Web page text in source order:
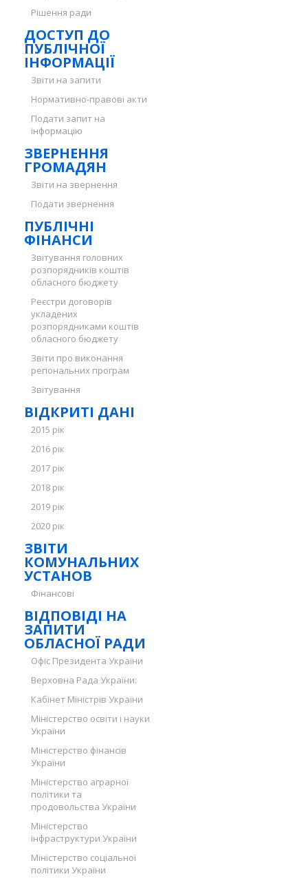
Рішення ради
ДОСТУП ДО
ПУБЛІЧНОЇ
ІНФОРМАЦІЇ
Звіти на запити
Нормативно-правові акти
Подати запит на
інформацію
ЗВЕРНЕННЯ
ГРОМАДЯН
Звіти на звернення
Подати звернення
ПУБЛІЧНІ
ФІНАНСИ
Звітування головних
розпорядників коштів
обласного бюджету
Реєстри договорів
укладених
розпорядниками коштів
обласного бюджету
Звіти про виконання
регіональних програм
Звітування
ВІДКРИТІ ДАНІ
2015 рік
2016 рік
2017 рік
2018 рік
2019 рік
2020 рік
ЗВІТИ
КОМУНАЛЬНИХ
УСТАНОВ
Фінансові
ВІДПОВІДІ НА
ЗАПИТИ
ОБЛАСНОЇ РАДИ
Офіс Президента України
Верховна Рада України:
Кабінет Міністрів України
Міністерство освіти і науки
України
Міністерство фінансів
України
Міністерство аграрної
політики та
продовольства України
Міністерство
інфраструктури України
Міністерство соціальної
політики України